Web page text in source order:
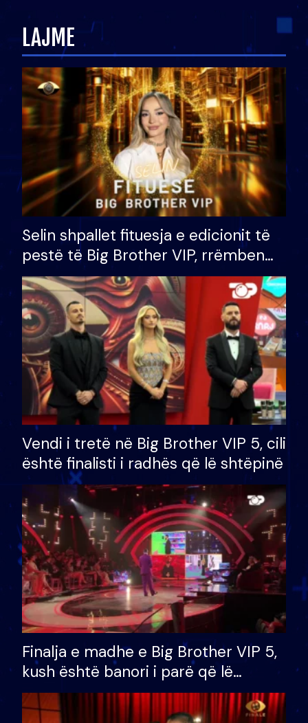
LAJME
Selin shpallet fituesja e edicionit të
pestë të Big Brother VIP, rrëmben
çmimin e madh prej 100 mijë eurosh
Vendi i tretë në Big Brother VIP 5, cili
është finalisti i radhës që lë shtëpinë
Finalja e madhe e Big Brother VIP 5,
kush është banori i parë që lë
shtëpinë dhe humb mundësinë për
të fituar çmimin e madh